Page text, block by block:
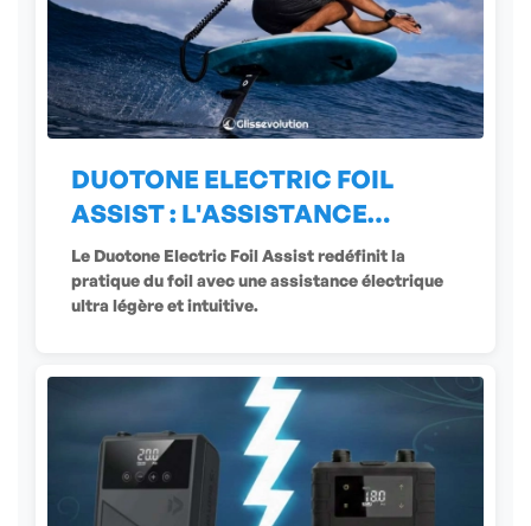
DUOTONE ELECTRIC FOIL
ASSIST : L'ASSISTANCE
ÉLECTRIQUE
Le Duotone Electric Foil Assist redéfinit la
pratique du foil avec une assistance électrique
ultra légère et intuitive.